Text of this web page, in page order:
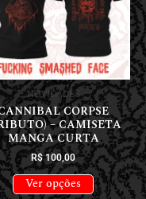
NOVIDADES
CORPSE
– CAMISETA
MANGA CURTA
R$100,00
Ver opções